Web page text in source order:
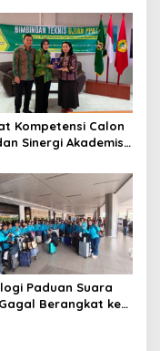
Kompetensi Calon
Sinergi Akademis,
Ujian PPAT 2026
Paduan Suara
Berangkat ke